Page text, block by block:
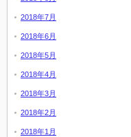
2018年7月
2018年6月
2018年5月
2018年4月
2018年3月
2018年2月
2018年1月